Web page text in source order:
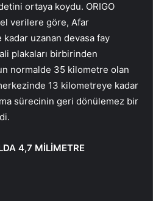
ortaya koydu. ORIGO
verilere göre, Afar
kadar uzanan devasa fay
plakaları birbirinden
normalde 35 kilometre olan
13 kilometreye kadar
sürecinin geri dönülemez bir
4,7 MİLİMETRE